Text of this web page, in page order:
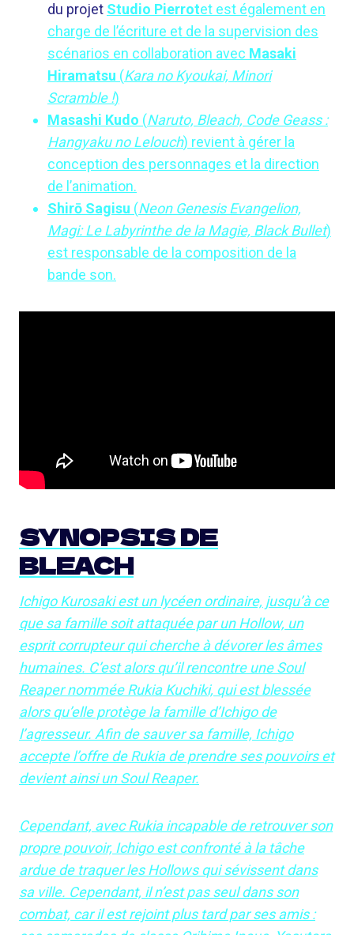
du projet Studio Pierrotet est également en
charge de l’écriture et de la supervision des
scénarios en collaboration avec Masaki
Hiramatsu (Kara no Kyoukai, Minori
Scramble !)
Masashi Kudo (Naruto, Bleach, Code Geass :
Hangyaku no Lelouch) revient à gérer la
conception des personnages et la direction
de l’animation.
Shirō Sagisu (Neon Genesis Evangelion,
Magi: Le Labyrinthe de la Magie, Black Bullet)
est responsable de la composition de la
bande son.
SYNOPSIS DE
BLEACH
Ichigo Kurosaki est un lycéen ordinaire, jusqu’à ce
que sa famille soit attaquée par un Hollow, un
esprit corrupteur qui cherche à dévorer les âmes
humaines. C’est alors qu’il rencontre une Soul
Reaper nommée Rukia Kuchiki, qui est blessée
alors qu’elle protège la famille d’Ichigo de
l’agresseur. Afin de sauver sa famille, Ichigo
accepte l’offre de Rukia de prendre ses pouvoirs et
devient ainsi un Soul Reaper.
Cependant, avec Rukia incapable de retrouver son
propre pouvoir, Ichigo est confronté à la tâche
ardue de traquer les Hollows qui sévissent dans
sa ville. Cependant, il n’est pas seul dans son
combat, car il est rejoint plus tard par ses amis :